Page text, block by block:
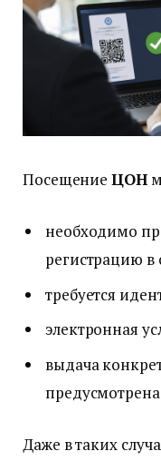
ПосещениеЦОН
необходимо
регистрацию в
требуется
электронная
выдача
Даже в таких